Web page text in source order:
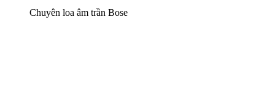
Chuyên loa âm trần Bose